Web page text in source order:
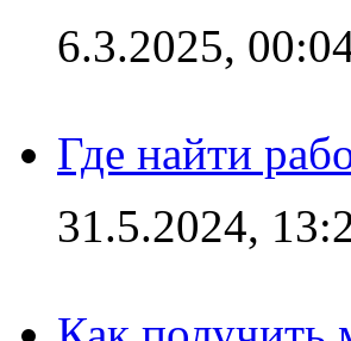
6.3.2025,
Где найти
31.5.2024,